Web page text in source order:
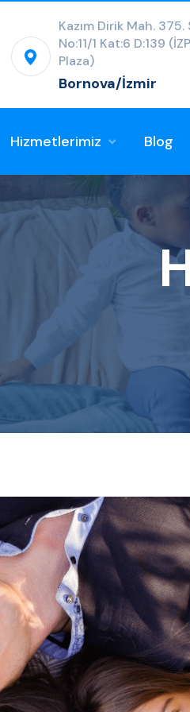
Kazım Dirik Mah. 375.
No:11/1 Kat:6 D:139
Plaza)
Bornova/İzmir
Hizmetlerimiz Blog